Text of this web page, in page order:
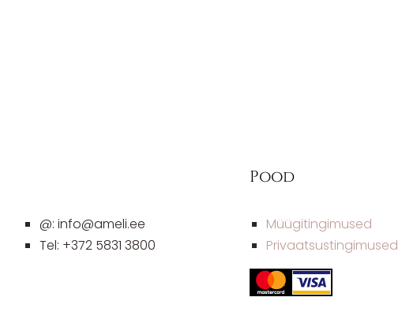
@: info@ameli.ee
Tel: +372 5831 3800
Pood
Müügitingimused
Privaatsustingimused